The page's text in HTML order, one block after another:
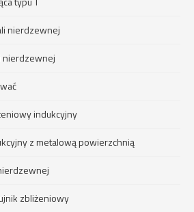
nierdzewnej
nierdzewnej
indukcyjny
z metalową powierzchnią
zbliżeniowy